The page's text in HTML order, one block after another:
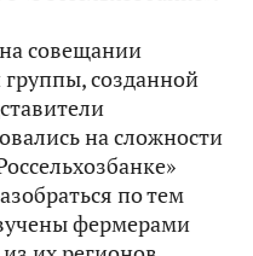
совещании
созданной
на сложности
по тем
фермерами